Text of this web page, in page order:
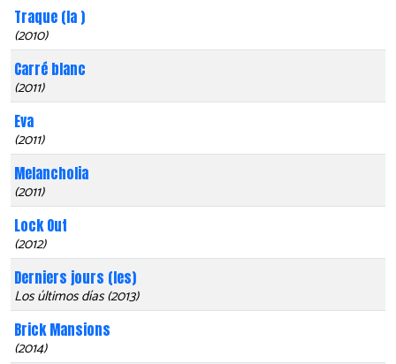
Traque (la )
(2010)
Carré blanc
(2011)
Eva
(2011)
Melancholia
(2011)
Lock Out
(2012)
Derniers jours (les)
Los últimos días (2013)
Brick Mansions
(2014)